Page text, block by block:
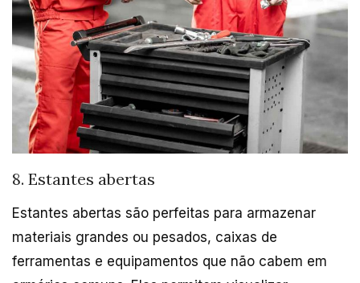
8. Estantes abertas
Estantes abertas são perfeitas para armazenar
materiais grandes ou pesados, caixas de
ferramentas e equipamentos que não cabem em